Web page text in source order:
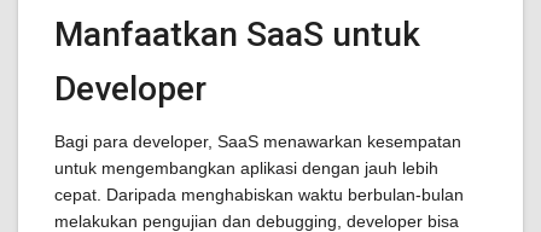
Manfaatkan SaaS untuk
Developer
Bagi para developer, SaaS menawarkan kesempatan
untuk mengembangkan aplikasi dengan jauh lebih
cepat. Daripada menghabiskan waktu berbulan-bulan
melakukan pengujian dan debugging, developer bisa